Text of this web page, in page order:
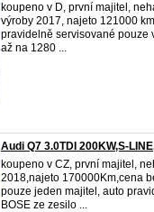
koupeno v D,​ první majitel,​
výroby 2017, najeto 121000
pravidelně servisované pouze
až na 1280 ...
Audi Q7 3.0TDI 200KW,S-
koupeno v CZ,​ první majitel,​
2018,najeto 170000Km,cena
pouze jeden majitel,​ auto
BOSE ze zesilo ...